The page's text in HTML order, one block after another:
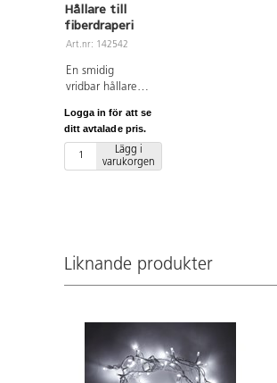
Hållare till
fiberdraperi
Art.nr: 142542
En smidig
vridbar hållare
att fästa på
väggen. Fibrerna
kan hänga vid
väggen eller
142541 och
Logga in för att se
ditt avtalade pris.
Lägg i
varukorgen
Liknande produkter